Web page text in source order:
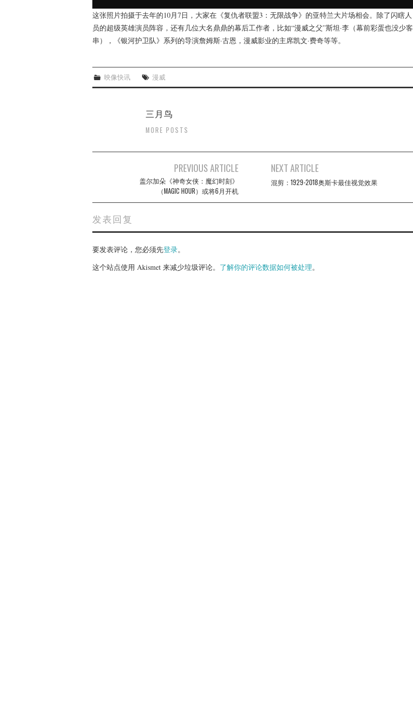
这张照片拍摄于去年的10月7日，大家在《复仇者联盟3：无限战争》的亚特兰大片场相会。除了闪瞎人
员的超级英雄演员阵容，还有几位大名鼎鼎的幕后工作者，比如“漫威之父”斯坦·李（幕前彩蛋也没少客
串），《银河护卫队》系列的导演詹姆斯·古恩，漫威影业的主席凯文·费奇等等。
映像快讯 漫威
三月鸟
MORE POSTS
navigation
PREVIOUS ARTICLE
盖尔加朵《神奇女侠：魔幻时刻》
（MAGIC HOUR）或将6月开机
NEXT ARTICLE
混剪：1929-2018奥斯卡最佳视觉效果
发表回复
要发表评论，您必须先登录。
这个站点使用 Akismet 来减少垃圾评论。 了解你的评论数据如何被处理。